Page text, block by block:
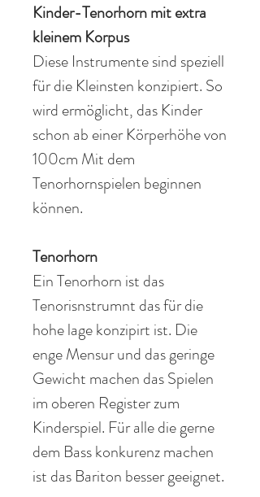
Kinder-Tenorhorn mit extra
kleinem Korpus
Diese Instrumente sind speziell
für die Kleinsten konzipiert. So
wird ermöglicht, das Kinder
schon ab einer Körperhöhe von
100cm Mit dem
Tenorhornspielen beginnen
können.
Tenorhorn
Ein Tenorhorn ist das
Tenorisnstrumnt das für die
hohe lage konzipirt ist. Die
enge Mensur und das geringe
Gewicht machen das Spielen
im oberen Register zum
Kinderspiel. Für alle die gerne
dem Bass konkurenz machen
ist das Bariton besser geeignet.